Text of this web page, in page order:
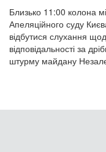
Близько 11:00 колона
Апеляційного суду
відбутися слухання
відповідальності за
штурму майдану